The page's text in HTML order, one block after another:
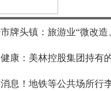
牌头镇：旅游业“微改
康：美林控股集团持有
息！地铁等公共场所行